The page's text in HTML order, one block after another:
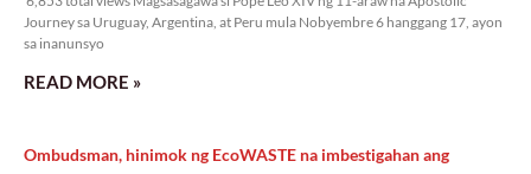
Journey sa Uruguay, Argentina, at Peru mula Nobyembre 6 hanggang 17, ayon
sa inanunsyo
READ MORE »
Ombudsman, hinimok ng EcoWASTE na imbestigahan ang